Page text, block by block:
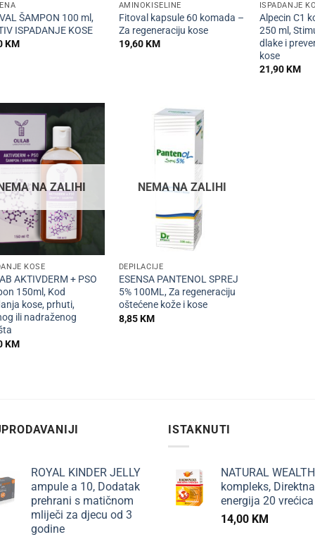
ŠAMPON 100 ml,
ISPADANJE KOSE
KM
AMINOKISELINE
Fitoval kapsule 60 komada –
Za regeneraciju kose
19,60KM
ISPADANJE
Alpecin C1
250 ml,
dlake i
kose
21,90KM
NA ZALIHI
KOSE
AKTIVDERM + PSO
150ml, Kod
kose, prhuti,
ili nadraženog
KM
NEMA NA ZALIHI
DEPILACIJE
ESENSA PANTENOL SPREJ
5% 100ML, Za regeneraciju
oštećene kože i kose
8,85KM
ROYAL KINDER JELLY
ampule a 10, Dodatak
prehrani s matičnom
mliječi za djecu od 3
godine
ISTAKNUTI
NATURAL
kompleks, Direktna
energija 20 vrećica
14,00 KM